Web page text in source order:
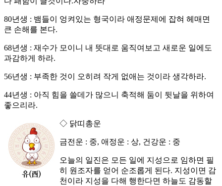
80년생 : 뱀들이 엉켜있는 형국이라 애정문제에 잡혀 헤매면
큰 손해를 본다.
68년생 : 재수가 모이니 내 뜻대로 움직여보고 새로운 일에도
과감하게 하라.
56년생 : 부족한 것이 오히려 작게 없애는 것이라 생각하라.
44년생 : 아직 힘을 쓸데가 많으니 축적해 둠이 뒷날을 위하여
좋으리라.
◇ 닭띠총운
금전운 : 중, 애정운 : 상, 건강운 : 중
오늘의 일진은 모든 일에 지성으로 임하면 필
히 원조자를 얻어 순조롭게 된다. 지성이면 감
천이라 지성을 다해 행한다면 하늘도 감동할